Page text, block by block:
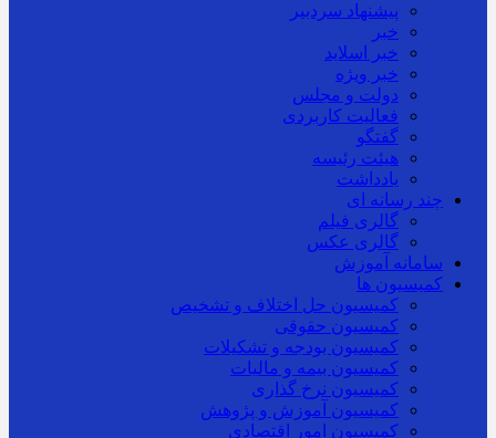
پیشنهاد سردبیر
خبر
خبر اسلايد
خبر ویژه
دولت و مجلس
فعالیت کاربردی
گفتگو
هیئت رئیسه
یادداشت
چند رسانه ای
گالری فیلم
گالری عکس
سامانه آموزش
کمیسیون ها
کمیسیون حل اختلاف و تشخیص
کمیسیون حقوقی
کمیسیون بودجه و تشکیلات
کمیسیون بیمه و مالیات
کمیسیون نرخ گذاری
کمیسیون آموزش و پژوهش
کمیسیون امور اقتصادی